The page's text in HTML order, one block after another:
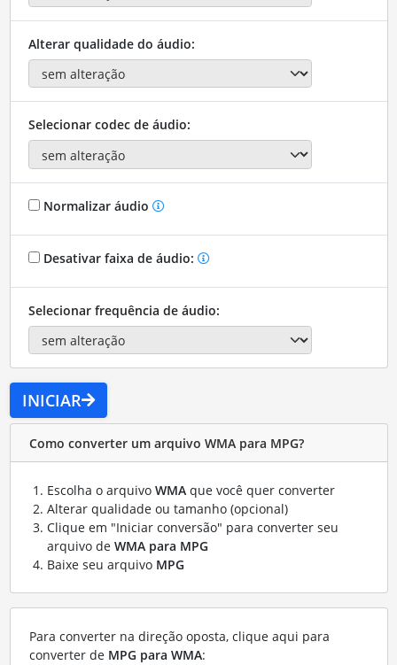
Alterar qualidade do áudio:
Selecionar codec de áudio:
Normalizar áudio
Desativar faixa de áudio:
Selecionar frequência de áudio:
INICIAR
Como converter um arquivo WMA para MPG?
Escolha o arquivo WMAque você quer converter
Alterar qualidade ou tamanho (opcional)
Clique em "Iniciar conversão" para converter seu
arquivo de WMA para MPG
Baixe seu arquivo MPG
Para converter na direção oposta, clique aqui para
converter de MPG para WMA: